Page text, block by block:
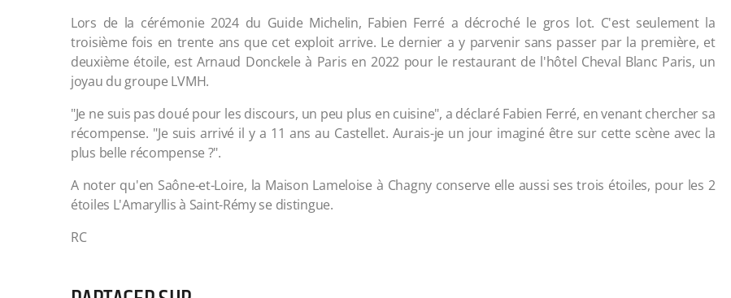
Lors de la cérémonie 2024 du Guide Michelin, Fabien Ferré a décroché le gros lot. C'est seulement la
troisième fois en trente ans que cet exploit arrive. Le dernier a y parvenir sans passer par la première, et
deuxième étoile, est Arnaud Donckele à Paris en 2022 pour le restaurant de l'hôtel Cheval Blanc Paris, un
joyau du groupe LVMH.
"Je ne suis pas doué pour les discours, un peu plus en cuisine", a déclaré Fabien Ferré, en venant chercher sa
récompense. "Je suis arrivé il y a 11 ans au Castellet. Aurais-je un jour imaginé être sur cette scène avec la
plus belle récompense ?".
A noter qu'en Saône-et-Loire, la Maison Lameloise à Chagny conserve elle aussi ses trois étoiles, pour les 2
étoiles L'Amaryllis à Saint-Rémy se distingue.
RC